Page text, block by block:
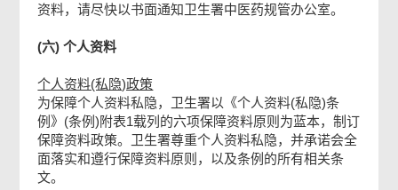
资料，请尽快以书面通知卫生署中医药规管办公室。
(六) 个人资料
个人资料(私隐)政策
为保障个人资料私隐，卫生署以《个人资料(私隐)条
例》(条例)附表1载列的六项保障资料原则为蓝本，制订
保障资料政策。卫生署尊重个人资料私隐，并承诺会全
面落实和遵行保障资料原则，以及条例的所有相关条
文。